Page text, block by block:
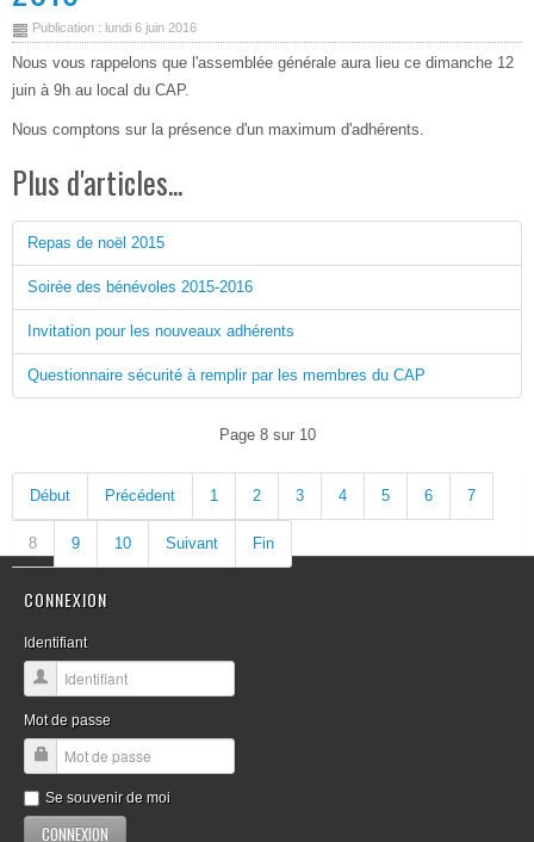
Publication : lundi 6 juin 2016
Nous vous rappelons que l'assemblée générale aura lieu ce dimanche 12
juin à 9h au local du CAP.
Nous comptons sur la présence d'un maximum d'adhérents.
Plus d'articles...
Repas de noël 2015
Soirée des bénévoles 2015-2016
Invitation pour les nouveaux adhérents
Questionnaire sécurité à remplir par les membres du CAP
Page 8 sur 10
Début Précédent 1 2 3 4 5 6 7
8 9 10 Suivant Fin
CONNEXION
Identifiant
Mot de passe
Se souvenir de moi